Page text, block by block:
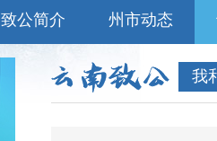
致公简介 州市动态
我